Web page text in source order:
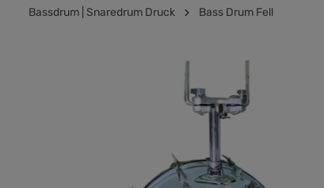
Bassdrum | Snaredrum Druck Bass Drum Fell